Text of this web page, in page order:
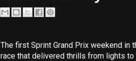
The first Sprint Grand Prix weekend in
race that delivered thrills from lights to